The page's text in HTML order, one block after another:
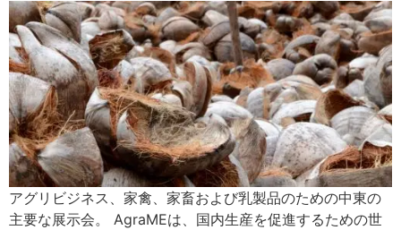
アグリビジネス、家禽、家畜および乳製品のための中東の
主要な展示会。 AgraMEは、国内生産を促進するための世